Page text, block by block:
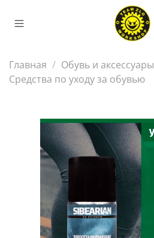
Главная
Обувь и аксессуары
Средства по уходу за обувью